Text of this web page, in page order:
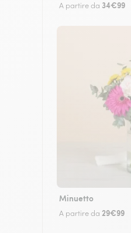
A partire da 34€99
Minuetto
A partire da 29€99